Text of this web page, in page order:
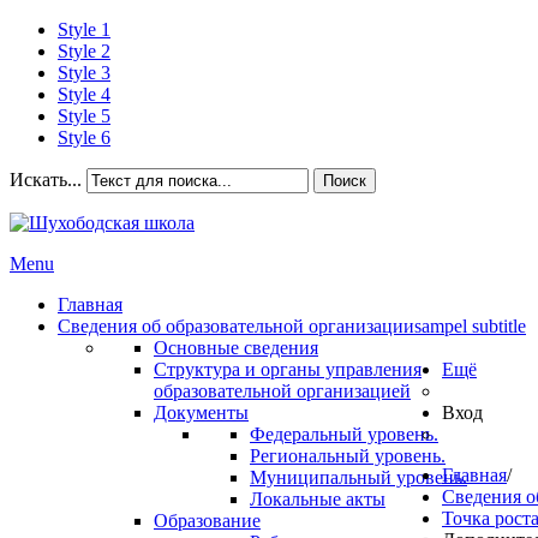
Style 1
Style 2
Style 3
Style 4
Style 5
Style 6
Искать... Поиск
Menu
Главная
Сведения об образовательной организацииsampel subtitle
Основные сведения
Структура и органы управления
образовательной организацией
Документы
Федеральный уровень.
Региональный уровень.
Муниципальный уровень.
Локальные акты
Образование
Ещё
Вход
Главная/
Сведения
Точка роста